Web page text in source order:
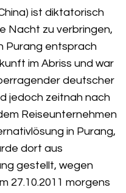
ist diktatorisch
Nacht zu verbringen,
Purang entsprach
im Abriss und war
deutscher
jedoch zeitnah nach
Reiseunternehmen
in Purang,
dort aus
gestellt, wegen
27.10.2011 morgens